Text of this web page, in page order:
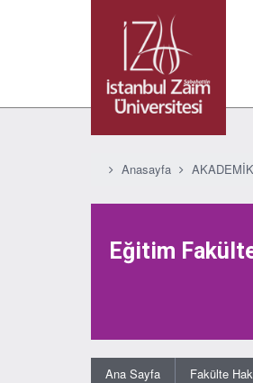
Anasayfa AKADEMİK
Eğitim
Ana Sayfa Fakülte